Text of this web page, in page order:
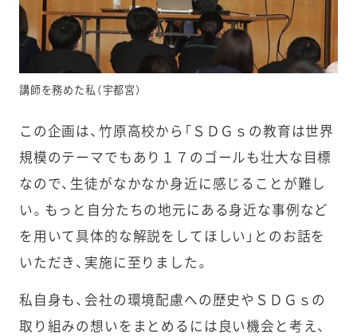
講師を務めた私（宇都宮）
この企画は、竹原高校から「ＳＤＧｓの教育は世界
規模のテーマでもあり１７のゴールも壮大な目標
なので、生徒がなかなか身近に感じることが難し
い。もっと自分たちの地元にある身近な事例など
を用いて具体的な解説をしてほしい」とのお話を
いただき、実施に至りました。
私自身も、会社の環境配慮への歴史やＳＤＧｓの
取り組みの想いをまとめるには良い機会と考え、